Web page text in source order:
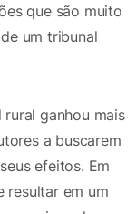
que são muito
um tribunal
ganhou mais
a buscarem
efeitos. Em
resultar em um